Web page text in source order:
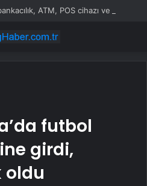
futbol
girdi,
oldu